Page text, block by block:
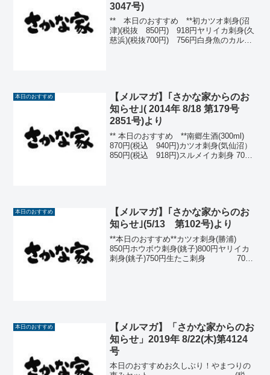
3047号)
** 本日のおすすめ **初カツオ刺身(沼
津)(税抜 850円) 918円ヤリイカ刺身(久
慈浜)(税抜700円) 756円白身魚のカルパ
本日のおすすめ
【メルマガ】｢さかな家からのお
知らせ｣( 2014年 8/18 第179号
2851号)より
** 本日のおすすめ **南郷生酒(300ml)
870円(税込 940円)カツオ刺身(気仙沼）
850円(税込 918円)スルメイカ刺身 700
本日のおすすめ
【メルマガ】｢さかな家からのお
知らせ｣(5/13 第102号)より
**本日のおすすめ**カツオ刺身(勝浦)
850円ホウボウ刺身(銚子)800円ヤリイカ
刺身(銚子)750円生たこ刺身 700
本日のおすすめ
【メルマガ】「さかな家からのお
知らせ」2019年 8/22(木)第4124
号
本日のおすすめお久しぶり！やまつりの